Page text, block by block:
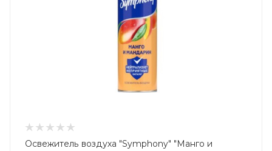
Освежитель воздуха "Symphony" "Манго и